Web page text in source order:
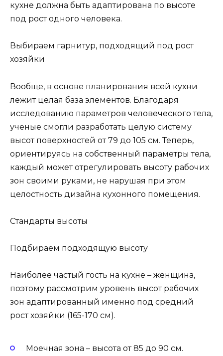
кухне должна быть адаптирована по высоте
под рост одного человека.
Выбираем гарнитур, подходящий под рост
хозяйки
Вообще, в основе планирования всей кухни
лежит целая база элементов. Благодаря
исследованию параметров человеческого тела,
ученые смогли разработать целую систему
высот поверхностей от 79 до 105 см. Теперь,
ориентируясь на собственный параметры тела,
каждый может отрегулировать высоту рабочих
зон своими руками, не нарушая при этом
целостность дизайна кухонного помещения.
Стандарты высоты
Подбираем подходящую высоту
Наиболее частый гость на кухне – женщина,
поэтому рассмотрим уровень высот рабочих
зон адаптированный именно под средний
рост хозяйки (165-170 см).
Моечная зона – высота от 85 до 90 см.